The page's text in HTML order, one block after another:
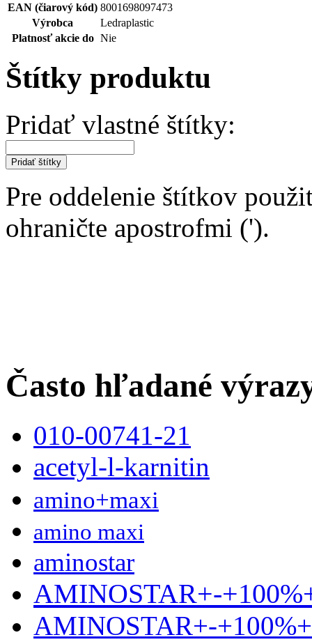
EAN (čiarový kód) 8001698097473
Výrobca
Ledraplastic
Platnosť akcie do Nie
Štítky produktu
Pridať vlastné štítky:
Pridať štítky
Pre oddelenie štítkov
ohraničte apostrofmi (').
Často hľadané
010-00741-21
acetyl-l-karnitin
amino+maxi
amino maxi
aminostar
AMINOSTAR+-
AMINOSTAR+-